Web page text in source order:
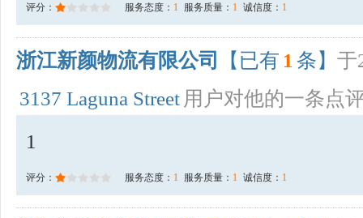
评分： 服务态度： 1 服务质量： 1 诚信度： 1
浙江新颜物流有限公司 【已有 1 条】 于
3137 Laguna Street 用户对他的一条点
1
评分： 服务态度： 1 服务质量： 1 诚信度： 1